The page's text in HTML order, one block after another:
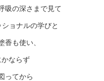
吸の深さまで見て
ョナルの学びと
香も使い、
ならず
ってから